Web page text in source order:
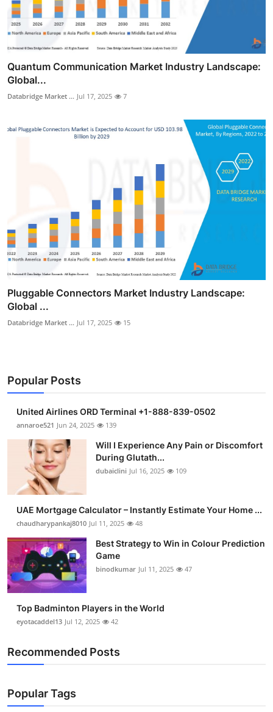
Quantum Communication Market Industry Landscape:
Global...
Databridge Market ... Jul 17, 2025 7
Pluggable Connectors Market Industry Landscape:
Global ...
Databridge Market ... Jul 17, 2025 15
Popular Posts
United Airlines ORD Terminal +1-888-839-0502
annaroe521 Jun 24, 2025 139
Will I Experience Any Pain or Discomfort
During Glutath...
dubaiclini Jul 16, 2025 109
UAE Mortgage Calculator – Instantly Estimate Your Home ...
chaudharypankaj8010 Jul 11, 2025 48
Best Strategy to Win in Colour Prediction
Game
binodkumar Jul 11, 2025 47
Top Badminton Players in the World
eyotacaddel13 Jul 12, 2025 42
Recommended Posts
Popular Tags